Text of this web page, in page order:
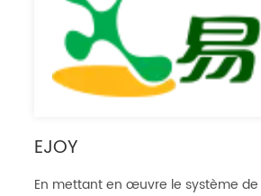
EJOY
En mettant en œuvre le système de